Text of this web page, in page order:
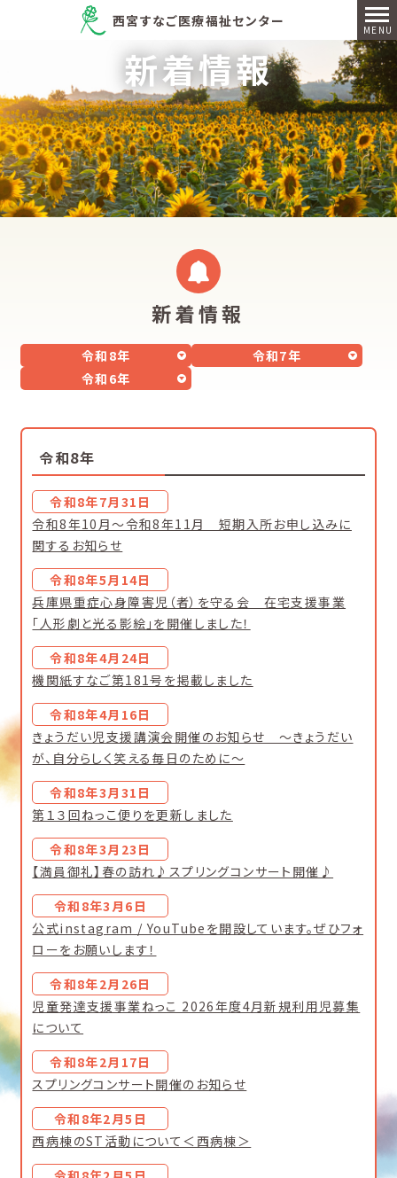
西宮すなご医療福祉センター
新着情報
新着情報
令和8年
令和7年
令和6年
令和8年
令和8年7月31日
令和8年10月～令和8年11月 短期入所お申し込みに
関するお知らせ
令和8年5月14日
兵庫県重症心身障害児（者）を守る会 在宅支援事業
「人形劇と光る影絵」を開催しました！
令和8年4月24日
機関紙すなご第181号を掲載しました
令和8年4月16日
きょうだい児支援講演会開催のお知らせ 〜きょうだい
が、自分らしく笑える毎日のために〜
令和8年3月31日
第１３回ねっこ便りを更新しました
令和8年3月23日
【満員御礼】春の訪れ♪スプリングコンサート開催♪
令和8年3月6日
公式instagram / YouTubeを開設しています。ぜひフォ
ローをお願いします！
令和8年2月26日
児童発達支援事業ねっこ 2026年度4月新規利用児募集
について
令和8年2月17日
スプリングコンサート開催のお知らせ
令和8年2月5日
西病棟のST活動について＜西病棟＞